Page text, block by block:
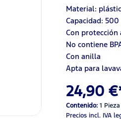
Material:
Capacidad:
Con
No contiene
Con anilla
Apta para
24,90
Contenido:1 Pieza
Precios incl. IVA